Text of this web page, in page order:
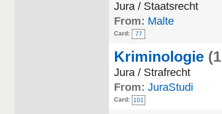
Jura / Staatsrecht
From: Malte
Card: 77
Kriminologie
Jura / Strafrecht
From: JuraStudi
Card: 101